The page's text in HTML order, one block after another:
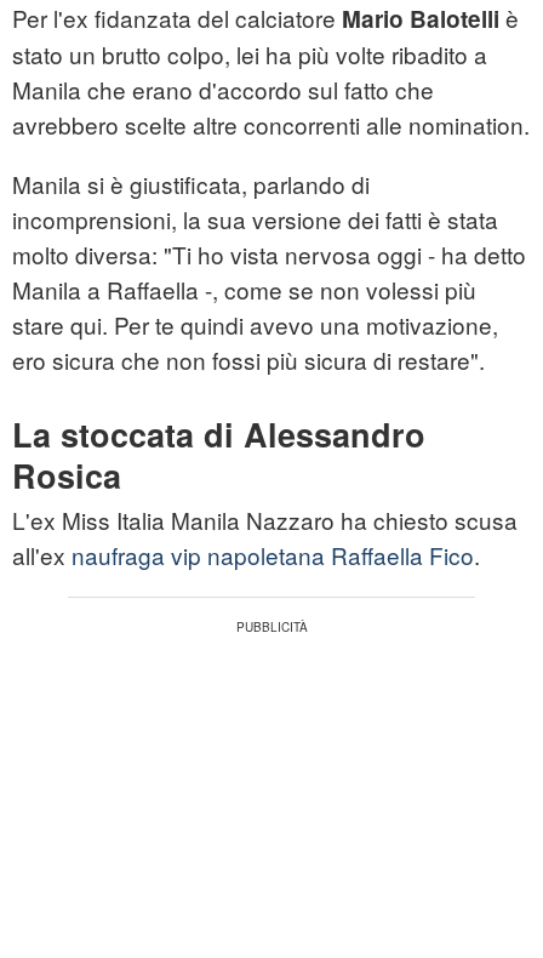
Per l'ex fidanzata del calciatore Mario Balotelli è
stato un brutto colpo, lei ha più volte ribadito a
Manila che erano d'accordo sul fatto che
avrebbero scelte altre concorrenti alle nomination.
Manila si è giustificata, parlando di
incomprensioni, la sua versione dei fatti è stata
molto diversa: "Ti ho vista nervosa oggi - ha detto
Manila a Raffaella -, come se non volessi più
stare qui. Per te quindi avevo una motivazione,
ero sicura che non fossi più sicura di restare".
La stoccata di Alessandro
Rosica
L'ex Miss Italia Manila Nazzaro ha chiesto scusa
all'ex naufraga vip napoletana Raffaella Fico.